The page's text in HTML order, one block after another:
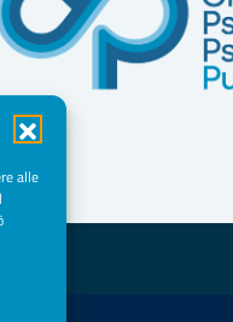
alle